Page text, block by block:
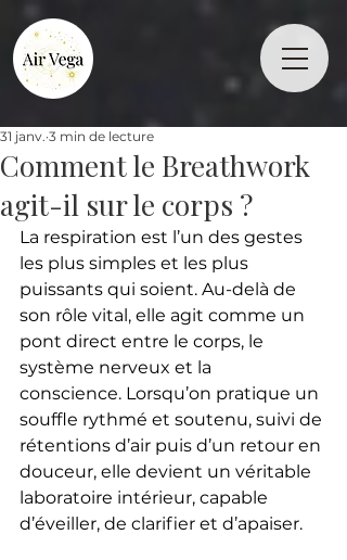
Comment le Breathwork
agit-il sur le corps ?
31 janv. 3 min de lecture
La respiration est l’un des gestes
les plus simples et les plus
puissants qui soient. Au-delà de
son rôle vital, elle agit comme un
pont direct entre le corps, le
système nerveux et la
conscience. Lorsqu’on pratique un
souffle rythmé et soutenu, suivi de
rétentions d’air puis d’un retour en
douceur, elle devient un véritable
laboratoire intérieur, capable
d’éveiller, de clarifier et d’apaiser.